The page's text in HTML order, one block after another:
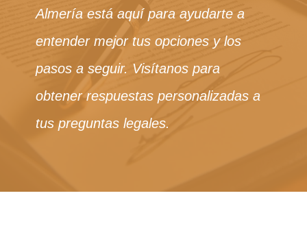
Almería está aquí para ayudarte a
entender mejor tus opciones y los
pasos a seguir. Visítanos para
obtener respuestas personalizadas a
tus preguntas legales.